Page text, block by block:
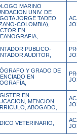
MARINO
UNIV. DE
JORGE TADEO
COLOMBIA),
EN
PUBLICO-
AUDITOR,
Y GRADO DE
EN
EN
MENCION
ABOGADO,
VETERINARIO,